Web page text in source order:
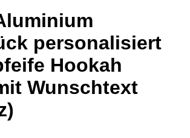
personalisiert
Hookah
Wunschtext